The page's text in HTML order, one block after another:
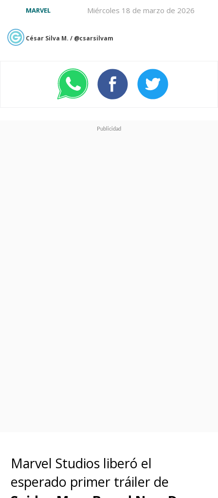
Miércoles 18 de marzo de 2026
MARVEL
César Silva M. / @csarsilvam
Marvel Studios liberó el
esperado primer tráiler de